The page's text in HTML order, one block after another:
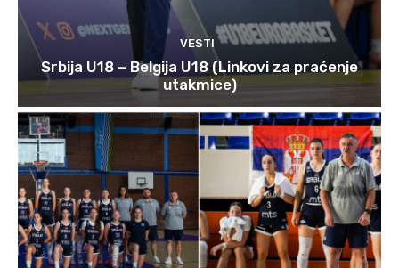
VESTI
Srbija U18 – Belgija U18 (Linkovi za praćenje
utakmice)